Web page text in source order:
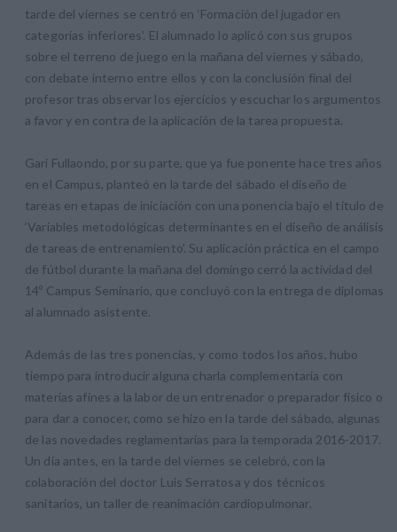
tarde del viernes se centró en ‘Formación del jugador en
categorías inferiores’. El alumnado lo aplicó con sus grupos
sobre el terreno de juego en la mañana del viernes y sábado,
con debate interno entre ellos y con la conclusión final del
profesor tras observar los ejercicios y escuchar los argumentos
a favor y en contra de la aplicación de la tarea propuesta.
Gari Fullaondo, por su parte, que ya fue ponente hace tres años
en el Campus, planteó en la tarde del sábado el diseño de
tareas en etapas de iniciación con una ponencia bajo el título de
‘Variables metodológicas determinantes en el diseño de análisis
de tareas de entrenamiento'. Su aplicación práctica en el campo
de fútbol durante la mañana del domingo cerró la actividad del
14º Campus Seminario, que concluyó con la entrega de diplomas
al alumnado asistente.
Además de las tres ponencias, y como todos los años, hubo
tiempo para introducir alguna charla complementaria con
materias afines a la labor de un entrenador o preparador físico o
para dar a conocer, como se hizo en la tarde del sábado, algunas
de las novedades reglamentarias para la temporada 2016-2017.
Un día antes, en la tarde del viernes se celebró, con la
colaboración del doctor Luis Serratosa y dos técnicos
sanitarios, un taller de reanimación cardiopulmonar.